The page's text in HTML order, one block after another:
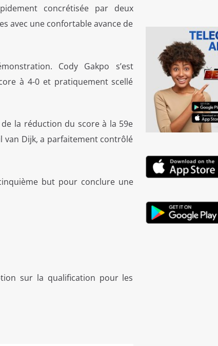
concrétisée par deux
avec une confortable avance de
Cody Gakpo s’est
à 4-0 et pratiquement scellé
la réduction du score à la 59e
van Dijk, a parfaitement contrôlé
but pour conclure une
sur la qualification pour les